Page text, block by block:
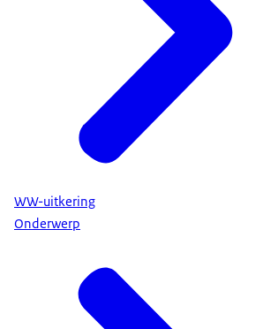
WW-uitkering
Onderwerp